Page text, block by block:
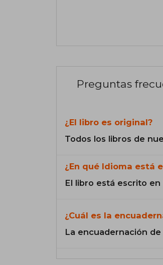
Preguntas
¿El libro es original?
Todos los libros de
¿En qué Idioma está
El libro está escrito en
¿Cuál es la
La encuadernación